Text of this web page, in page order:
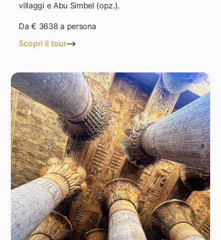
villaggi e Abu Simbel (opz.).
Da€ 3638 a persona
Scopri il tour